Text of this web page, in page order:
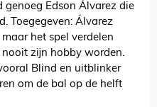
genoeg Edson Álvarez die
Toegegeven: Álvarez
het spel verdelen
zijn hobby worden.
Blind en uitblinker
om de bal op de helft